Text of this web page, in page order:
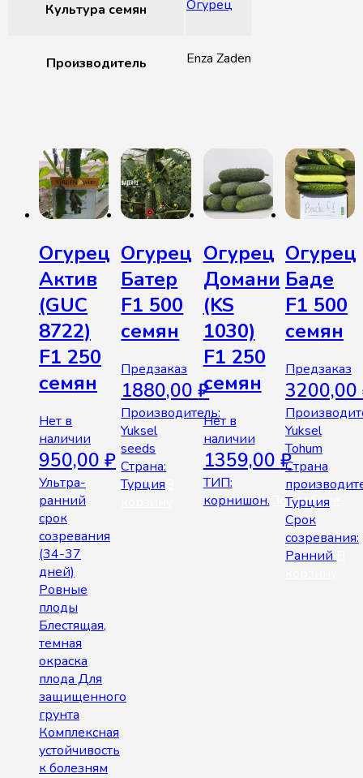
Культура семян Огурец
Производитель Enza Zaden
Огурец
Актив
(GUC
8722)
F1 250
семян
Нет в
наличии
950,00 ₽
Ультра-
ранний
срок
созревания
(34-37
дней)
Ровные
плоды
Блестящая,
темная
окраска
плода Для
защищенного
грунта
Комплексная
устойчивость
к болезням
Огурец
Батер
F1 500
семян
Предзаказ
1880,00₽
Производитель:
Yuksel
seeds
Страна:
Турция
Огурец
Домани
(KS
1030)
F1 250
семян
Нет в
наличии
1359,00 ₽
ТИП:
корнишон. Подробнее
Огурец
Баде
F1 500
семян
Предзаказ
3200,00
Yuksel
Tohum
Страна
Турция
Срок
созревания:
Ранний